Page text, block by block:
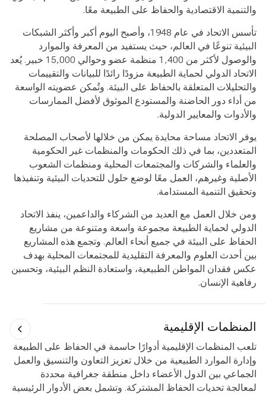
والتنمية الاقتصادية والحفاظ على الطبيعة معًا.
تأسس الاتحاد في عام 1948، وأصبح اليوم أكبر وأكثر الشبكات
البيئية تنوعًا في العالم، حيث يستفيد من المعرفة والموارد
والوصول لأكثر من 1,400 منظمة عضو وحوالي 15,000 خبير. يُعد
الاتحاد الدولي لحماية الطبيعة مزودًا رائدًا للبيانات والتقييمات
والتحليلات المتعلقة بالحفاظ على البيئة. وتُمكن عضويته الواسعة
من أداء دور الحاضنة والمستودع الموثوق لأفضل الممارسات
والأدوات والمعايير الدولية.
يوفر الاتحاد مساحة محايدة يمكن من خلالها لأصحاب المصلحة
المتعددين، بما في ذلك الحكومات والمنظمات غير الحكومية
والعلماء والشركات والمجتمعات المحلية ومنظمات الشعوب
الأصلية وغيرهم، العمل معًا لوضع حلول للتحديات البيئية وتنفيذها
وتحقيق التنمية المستدامة.
ومن خلال العمل مع العديد من الشركاء والداعمين، ينفذ الاتحاد
الدولي لحماية الطبيعة مجموعة واسعة ومتنوعة من مشاريع
الحفاظ على البيئة في جميع أنحاء العالم. وتجمع هذه المشاريع
بين أحدث العلوم والمعرفة التقليدية للمجتمعات المحلية بهدف
عكس فقدان المواطن الطبيعية، واستعادة النظم البيئية، وتحسين
رفاهية الإنسان.
المنظمات الإقليمية
تلعب المنظمات الإقليمية أدوارًا حاسمة في الحفاظ على الطبيعة
وإدارة الموارد الطبيعية من خلال تعزيز التعاون والتنسيق والعمل
الجماعي بين الدول الأعضاء داخل منطقة جغرافية محددة
لمعالجة تحديات الحفاظ المشتركة. وتشمل بعض الأدوار الرئيسية